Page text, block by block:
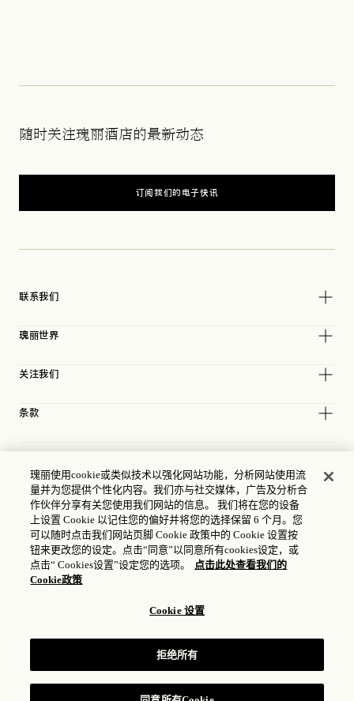
随时关注瑰丽酒店的最新动态
订阅我们的电子快讯
联系我们
瑰丽世界
关注我们
条款
公安备案号：31010102004896
瑰丽酒店集团 © 2026
瑰丽使用cookie或类似技术以强化网站功能，分析网站使用流
量并为您提供个性化内容。我们亦与社交媒体，广告及分析合
作伙伴分享有关您使用我们网站的信息。 我们将在您的设备
上设置 Cookie 以记住您的偏好并将您的选择保留 6 个月。您
可以随时点击我们网站页脚 Cookie 政策中的 Cookie 设置按
钮来更改您的设定。点击“同意”以同意所有cookies设定，或
点击“ Cookies设置”设定您的选项。
点击此处查看我们的
Cookie政策
Cookie 设置
拒绝所有